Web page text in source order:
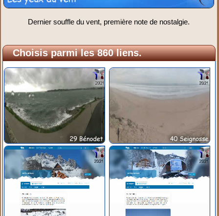
Dernier souffle du vent, première note de nostalgie.
Choisis parmi les 860 liens.